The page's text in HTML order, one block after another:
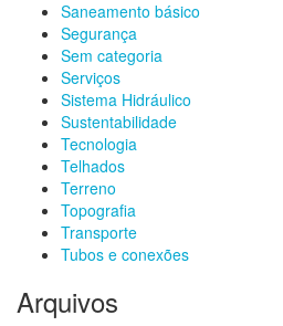
Saneamento básico
Segurança
Sem categoria
Serviços
Sistema Hidráulico
Sustentabilidade
Tecnologia
Telhados
Terreno
Topografia
Transporte
Tubos e conexões
Arquivos